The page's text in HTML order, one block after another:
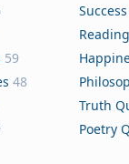
59
48
Truth
Poetry